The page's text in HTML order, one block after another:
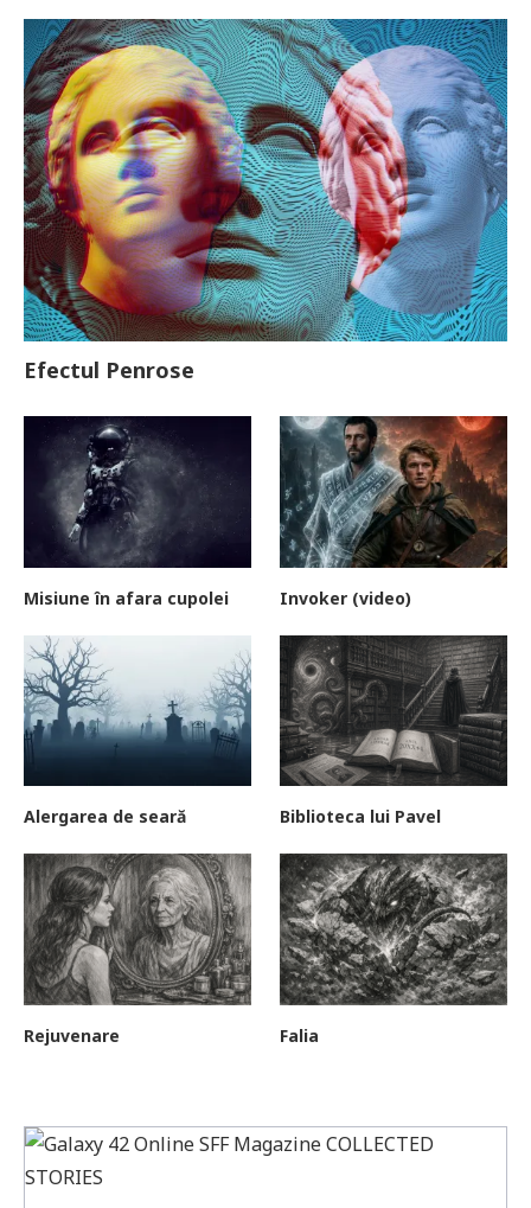
Efectul Penrose
Misiune în afara cupolei Invoker (video)
Alergarea de seară Biblioteca lui Pavel
Rejuvenare Falia